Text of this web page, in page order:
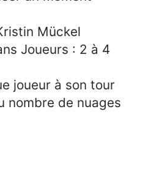
Mückel
Joueurs : 2 à 4
joueur à son tour
nombre de nuages